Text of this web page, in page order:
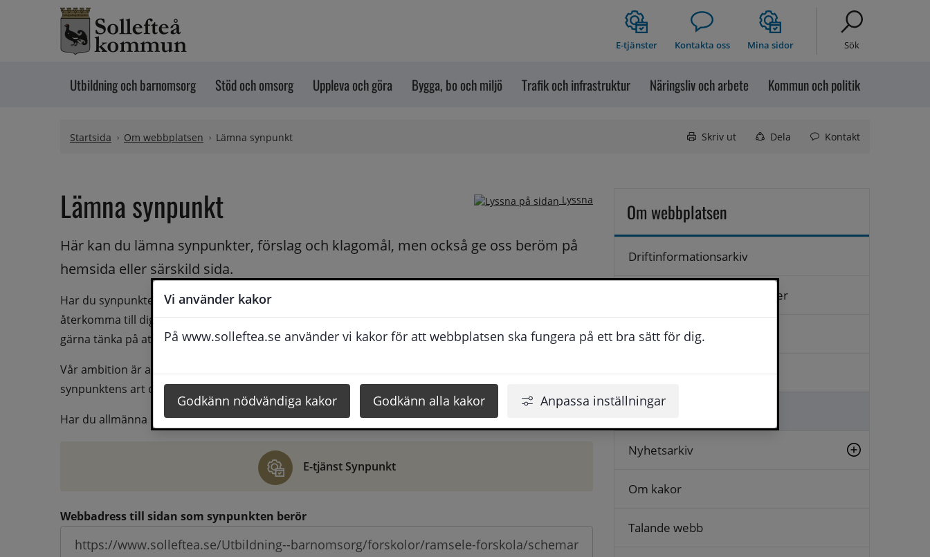
Vi använder kakor
På www.solleftea.se använder vi kakor för att webbplatsen ska fungera på ett bra sätt för dig.
Godkänn nödvändiga kakor Godkänn alla kakor Anpassa inställningar
Hoppa till innehåll
E-tjänster Kontakta oss Mina sidor Sök
Utbildning och barnomsorg Stöd och omsorg Uppleva och göra Bygga, bo och miljö Trafik och infrastruktur Näringsliv och arbete Kommun och politik
Startsida Om webbplatsen Lämna synpunkt Skriv ut Dela Kontakt
Lyssna
Lämna synpunkt
Här kan du lämna synpunkter, förslag och klagomål, men också ge oss beröm på
hemsida eller särskild sida.
Har du synpunkter på webbplatsen kan du skicka in dem via formuläret nedanför. Vill du att vi ska
återkomma till dig behöver du även fylla i dina kontaktuppgifter. När du skriver in din synpunkt får du
gärna tänka på att vara så tydlig som möjligt för att vi ska kunna hjälpa dig bättre.
Vår ambition är att besvara synpunkter så snart som möjligt, men svarstiden beror givetvis på
synpunktens art och omfång.
Har du allmänna synpunkter, klagomål eller beröm gör du det via e-tjänsten Synpunkt
E-tjänst Synpunkt
Webbadress till sidan som synpunkten berör
Om webbplatsen
Driftinformationsarkiv
Hantering av personuppgifter
Kontakta oss
Logga in
Lämna synpunkt
Nyhetsarkiv
Om kakor
Talande webb